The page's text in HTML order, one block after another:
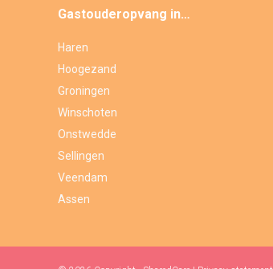
Gastouderopvang in…
Haren
Hoogezand
Groningen
Winschoten
Onstwedde
Sellingen
Veendam
Assen